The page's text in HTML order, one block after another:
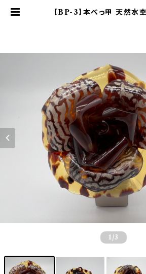
【BP-3】本べっ甲 天然水
1 /3